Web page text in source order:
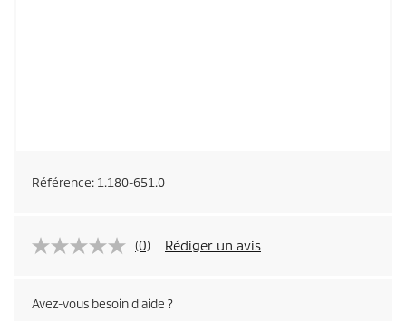
Référence: 1.180-651.0
(0) Rédiger un avis
Avez-vous besoin d'aide ?